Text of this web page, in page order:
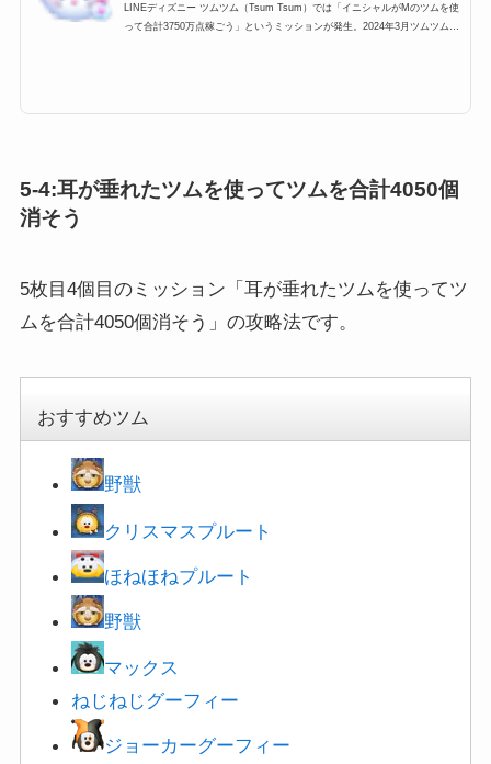
LINEディズニー ツムツム（Tsum Tsum）では「イニシャルがMのツムを使
って合計3750万点稼ごう」というミッションが発生。2024年3月ツムツムイ
5-4:耳が垂れたツムを使ってツムを合計4050個
消そう
5枚目4個目のミッション「耳が垂れたツムを使ってツ
ムを合計4050個消そう」の攻略法です。
おすすめツム
野獣
クリスマスプルート
ほねほねプルート
野獣
マックス
ねじねじグーフィー
ジョーカーグーフィー